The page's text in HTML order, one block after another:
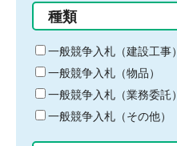
る
キ
ー
ワ
ー
ド
種類
一般競争入札（建設工事）
一般競争入札（物品）
一般競争入札（業務委託）
一般競争入札（その他）